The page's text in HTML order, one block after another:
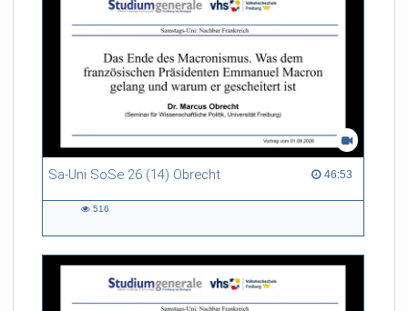
Sa-Uni SoSe 26 (14) Obrecht 46:53
46:53 duration
516